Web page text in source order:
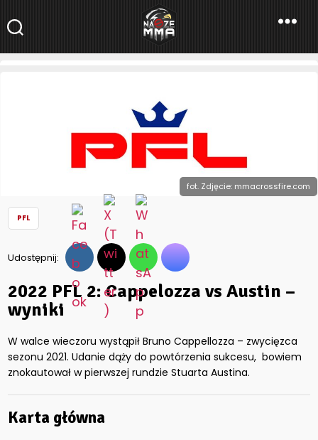
NaszeMMA
fot. Zdjęcie: mmacrossfire.com
PFL
Udostępnij:
2022 PFL 2: Cappelozza vs Austin –
wyniki
W walce wieczoru wystąpił Bruno Cappellozza – zwycięzca
sezonu 2021. Udanie dąży do powtórzenia sukcesu, bowiem
znokautował w pierwszej rundzie Stuarta Austina.
Karta główna